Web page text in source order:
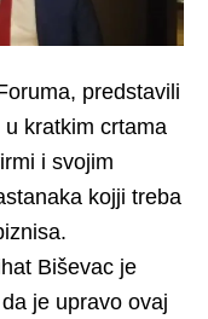
predstavili
kratkim crtama
i svojim
kojji treba
Biševac je
je upravo ovaj